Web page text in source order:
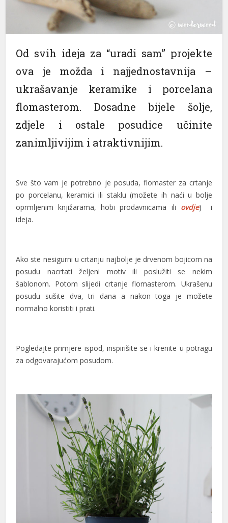
Od svih ideja za “uradi sam” projekte
ova je možda i najjednostavnija –
ukrašavanje keramike i porcelana
flomasterom. Dosadne bijele šolje,
zdjele i ostale posudice učinite
zanimljivijim i atraktivnijim.
Sve što vam je potrebno je posuda, flomaster za crtanje
po porcelanu, keramici ili staklu (možete ih naći u bolje
oprmljenim knjižarama, hobi prodavnicama ili ovdje) i
ideja.
Ako ste nesigurni u crtanju najbolje je drvenom bojicom na
posudu nacrtati željeni motiv ili poslužiti se nekim
šablonom. Potom slijedi crtanje flomasterom. Ukrašenu
posudu sušite dva, tri dana a nakon toga je možete
normalno koristiti i prati.
Pogledajte primjere ispod, inspirišite se i krenite u potragu
za odgovarajućom posudom.